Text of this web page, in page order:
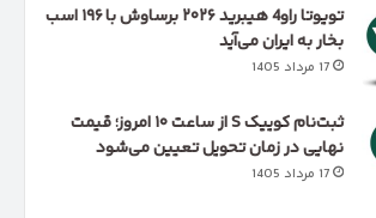
تویوتا راو4 هیبرید ۲۰۲۶ برساوش با ۱۹۶ اسب
بخار به ایران می‌آید
17 مرداد 1405
ثبت‌نام کوییک S از ساعت ۱۰ امروز؛ قیمت
نهایی در زمان تحویل تعیین می‌شود
17 مرداد 1405